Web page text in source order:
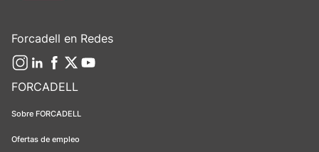
FORCADELL
Sobre FORCADELL
Ofertas de empleo
Forcadell en Redes